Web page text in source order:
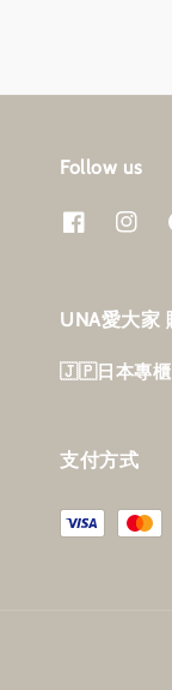
Follow us
UNA愛大家
🇯🇵日本專櫃
支付方式